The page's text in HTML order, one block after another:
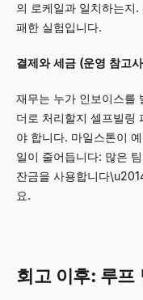
의 로케일과 일치하는지
패한 실험입니다.
결제와 세금 (운영 참고
재무는 누가 인보이스를
더로 처리할지 셀프빌링
야 합니다. 마일스톤이
일이 줄어듭니다: 많은
잔금을 사용합니다
요.
회고 이후: 루프